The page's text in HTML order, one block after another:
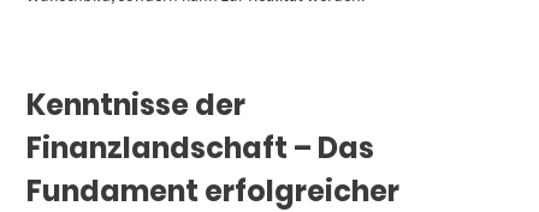
Kenntnisse der
Finanzlandschaft – Das
Fundament erfolgreicher